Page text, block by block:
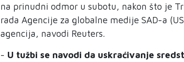
na prinudni odmor u subotu, nakon što je
rada Agencije za globalne medije SAD-a
agencija, navodi Reuters.
- U tužbi se navodi da uskraćivanje